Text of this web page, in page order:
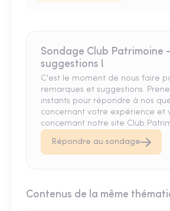
Sondage Club Patrimoine
suggestions !
C'est le moment de nous faire
remarques et suggestions.
instants pour répondre à nos
concernant votre expérience et
concernant notre site Club
Répondre au sondage
Contenus de la même